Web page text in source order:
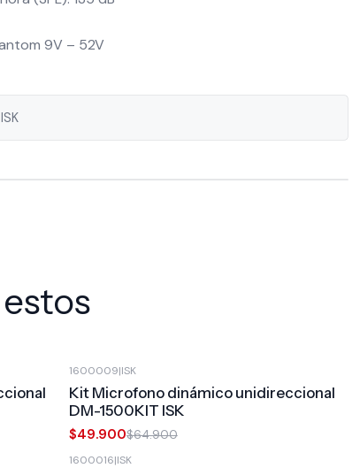
9V – 52V
ISK
1600009|ISK
Kit Microfono dinámico unidireccional
DM-1500KIT ISK
$49.900$64.900
1600016|ISK